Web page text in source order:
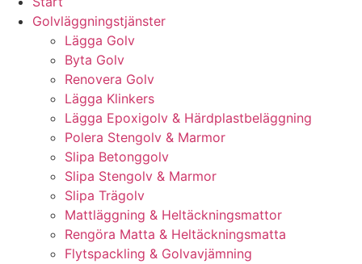
Golvläggningstjänster
Lägga Golv
Byta Golv
Renovera Golv
Lägga Klinkers
Lägga Epoxigolv & Härdplastbeläggning
Polera Stengolv & Marmor
Slipa Betonggolv
Slipa Stengolv & Marmor
Slipa Trägolv
Mattläggning & Heltäckningsmattor
Rengöra Matta & Heltäckningsmatta
Flytspackling & Golvavjämning